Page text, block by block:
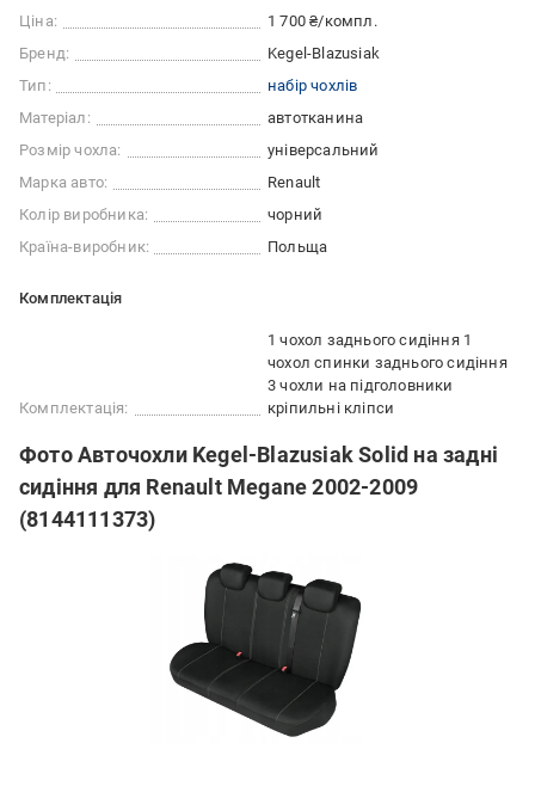
Ціна:
1 700 ₴/компл.
Бренд:
Kegel-Blazusiak
Тип:
набір чохлів
Матеріал:
автотканина
Розмір чохла:
універсальний
Марка авто:
Renault
Колір виробника:
чорний
Країна-виробник:
Польща
Комплектація
Комплектація:
1 чохол заднього сидіння 1
чохол спинки заднього сидіння
3 чохли на підголовники
кріпильні кліпси
Фото Авточохли Kegel-Blazusiak Solid на задні
сидіння для Renault Megane 2002-2009
(8144111373)